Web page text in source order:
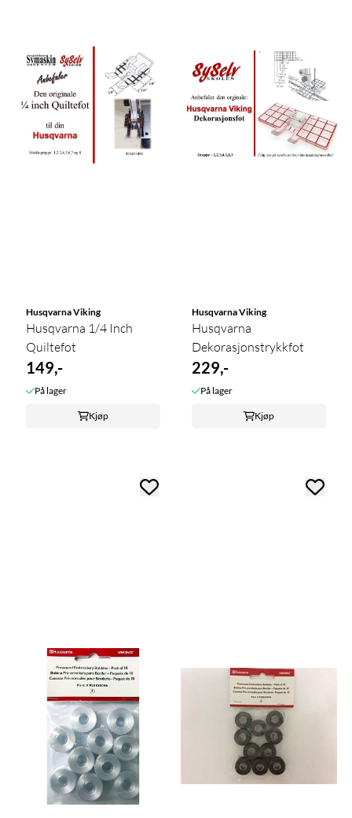
Husqvarna Viking
Husqvarna 1/4 Inch
Quiltefot
149,-
På lager
Kjøp
Husqvarna Viking
Husqvarna
Dekorasjonstrykkfot
229,-
På lager
Kjøp